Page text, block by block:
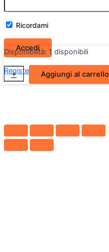
Ricordami
Register Lost your password?
Disponibilità: 1 disponibili
-
Paraurti
posteriore
+ Aggiungi al carrello